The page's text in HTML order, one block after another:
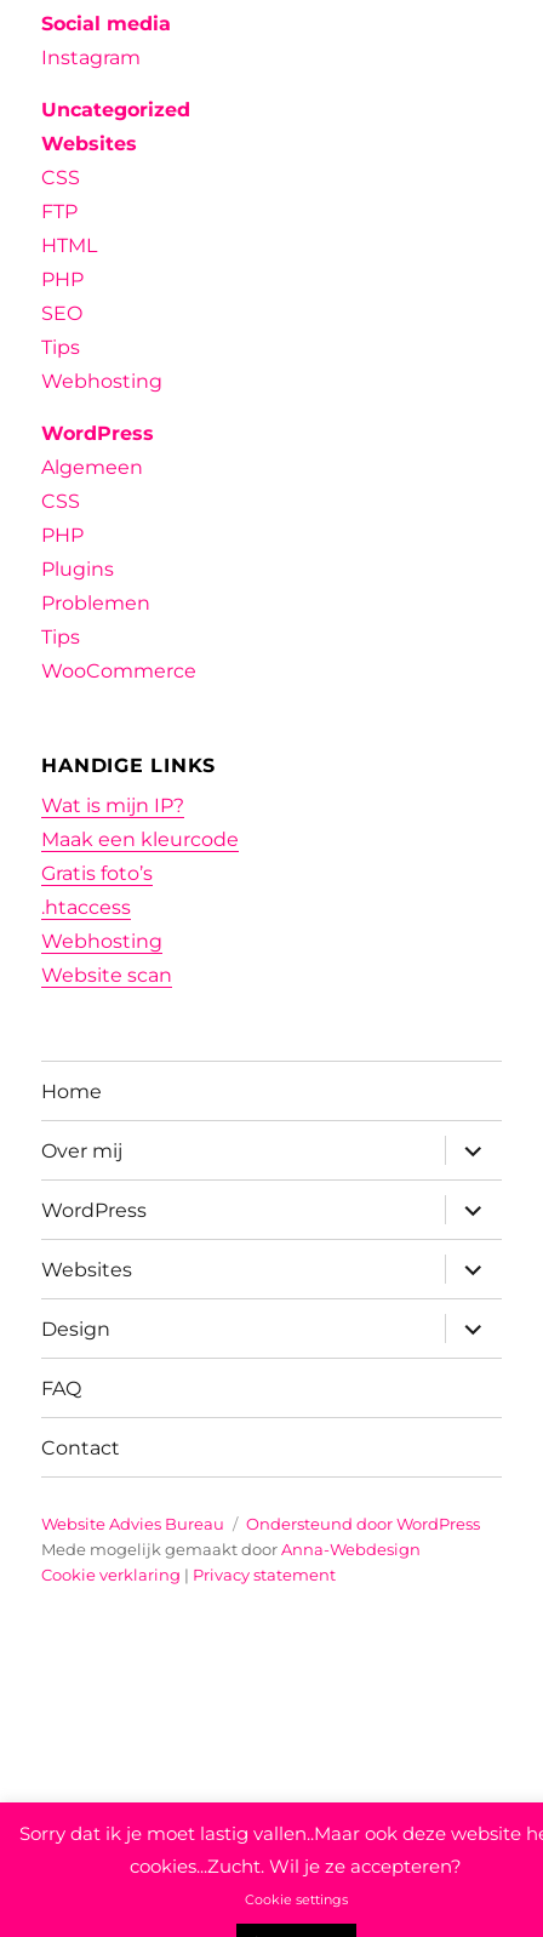
Social media
Instagram
Uncategorized
Websites
CSS
FTP
HTML
PHP
SEO
Tips
Webhosting
WordPress
Algemeen
CSS
PHP
Plugins
Problemen
Tips
WooCommerce
HANDIGE LINKS
Wat is mijn IP?
Maak een kleurcode
Gratis foto’s
.htaccess
Webhosting
Website scan
Home
Over mij
submenu
WordPress
submenu
Websites
submenu
Design
submenu
FAQ
Contact
Website Advies Bureau
Ondersteund door WordPress
Mede mogelijk gemaakt doorAnna-Webdesign
Cookie verklaring | Privacy statement
Sorry dat ik je moet lastig vallen..Maar ook deze website
cookies...Zucht. Wil je ze accepteren?
Cookie settings